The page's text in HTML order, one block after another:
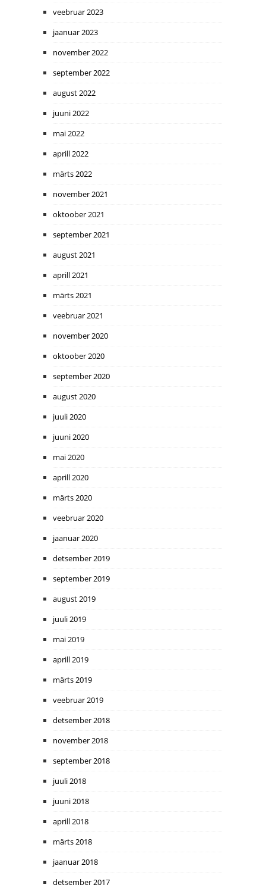
veebruar 2023
jaanuar 2023
november 2022
september 2022
august 2022
juuni 2022
mai 2022
aprill 2022
märts 2022
november 2021
oktoober 2021
september 2021
august 2021
aprill 2021
märts 2021
veebruar 2021
november 2020
oktoober 2020
september 2020
august 2020
juuli 2020
juuni 2020
mai 2020
aprill 2020
märts 2020
veebruar 2020
jaanuar 2020
detsember 2019
september 2019
august 2019
juuli 2019
mai 2019
aprill 2019
märts 2019
veebruar 2019
detsember 2018
november 2018
september 2018
juuli 2018
juuni 2018
aprill 2018
märts 2018
jaanuar 2018
detsember 2017